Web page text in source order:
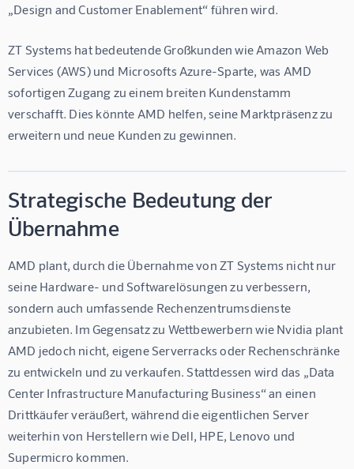
„Design and Customer Enablement“ führen wird.
ZT Systems hat bedeutende Großkunden wie Amazon Web
Services (AWS) und Microsofts Azure-Sparte, was AMD
sofortigen Zugang zu einem breiten Kundenstamm
verschafft. Dies könnte AMD helfen, seine Marktpräsenz zu
erweitern und neue Kunden zu gewinnen.
Strategische Bedeutung der
Übernahme
AMD plant, durch die Übernahme von ZT Systems nicht nur
seine Hardware- und Softwarelösungen zu verbessern,
sondern auch umfassende Rechenzentrumsdienste
anzubieten. Im Gegensatz zu Wettbewerbern wie Nvidia plant
AMD jedoch nicht, eigene Serverracks oder Rechenschränke
zu entwickeln und zu verkaufen. Stattdessen wird das „Data
Center Infrastructure Manufacturing Business“ an einen
Drittkäufer veräußert, während die eigentlichen Server
weiterhin von Herstellern wie Dell, HPE, Lenovo und
Supermicro kommen.